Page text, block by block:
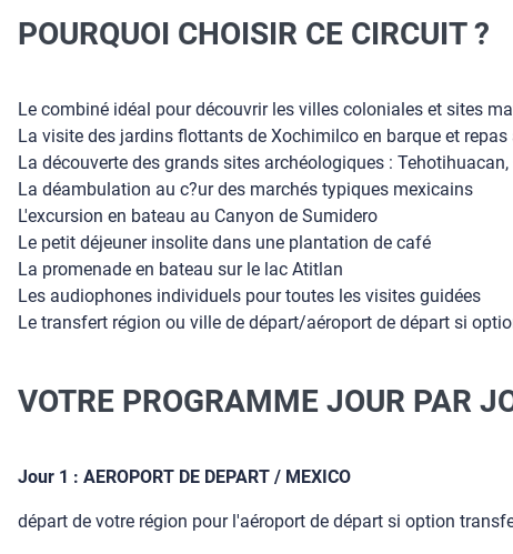
POURQUOI CHOISIR CE CIRCUIT ?
Le combiné idéal pour découvrir les villes coloniales et sites
La visite des jardins flottants de Xochimilco en barque et repas
La découverte des grands sites archéologiques :
La déambulation au c?ur des marchés typiques mexicains
L'excursion en bateau au Canyon de Sumidero
Le petit déjeuner insolite dans une plantation de café
La promenade en bateau sur le lac Atitlan
Les audiophones individuels pour toutes les visites guidées
Le transfert région ou ville de départ/aéroport de départ si
VOTRE PROGRAMME JOUR PAR
Jour 1 : AEROPORT DE DEPART / MEXICO
départ de votre région pour l'aéroport de départ si option